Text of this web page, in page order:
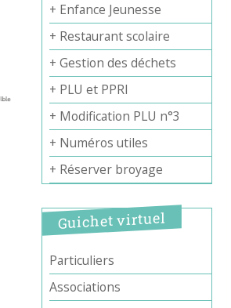
+ Enfance Jeunesse
+ Restaurant scolaire
+ Gestion des déchets
+ PLU et PPRI
+ Modification PLU n°3
+ Numéros utiles
+ Réserver broyage
Guichet virtuel
Particuliers
Associations